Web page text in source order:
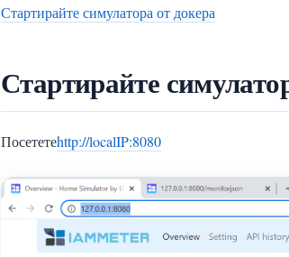
Стартирайте симулатора от докера
Стартирайте
Посететеhttp://localIP:8080